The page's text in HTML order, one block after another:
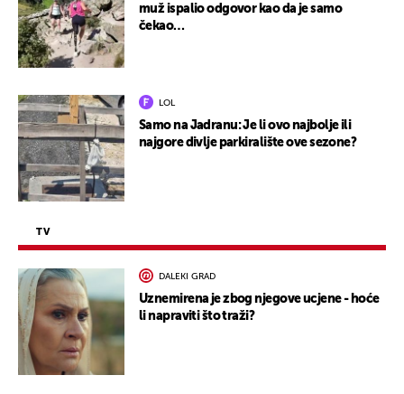
muž ispalio odgovor kao da je samo
čekao…
LOL
Samo na Jadranu: Je li ovo najbolje ili
najgore divlje parkiralište ove sezone?
TV
DALEKI GRAD
Uznemirena je zbog njegove ucjene - hoće
li napraviti što traži?